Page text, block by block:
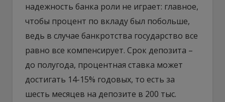
надежность банка роли не играет: главное,
чтобы процент по вкладу был побольше,
ведь в случае банкротства государство все
равно все компенсирует. Срок депозита –
до полугода, процентная ставка может
достигать 14-15% годовых, то есть за
шесть месяцев на депозите в 200 тыс.